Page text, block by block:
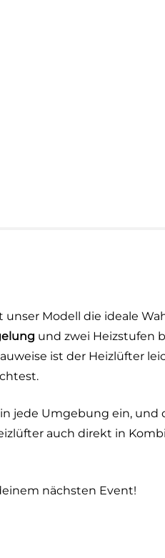
unser Modell die ideale
und zwei Heizstufen
ist der Heizlüfter
jede Umgebung ein, und
auch direkt in
nächsten Event!